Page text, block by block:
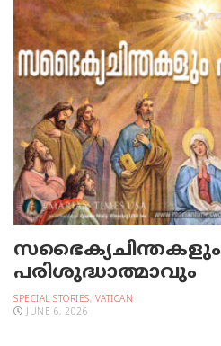
സഭൈക്യചിന്തകളും
പരിശുദ്ധാത്മാവും
SPECIAL STORIES, VATICAN
JUNE 6, 2026